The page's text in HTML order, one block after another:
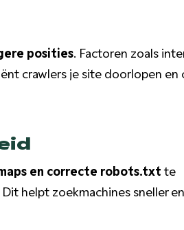
posities. Factoren zoals
crawlers je site doorlopen
en correcte robots.txtte
helpt zoekmachines sneller en